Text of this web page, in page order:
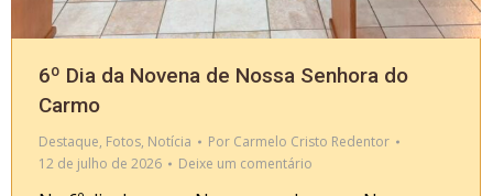
6º Dia da Novena de Nossa Senhora do
Carmo
Destaque, Fotos, Notícia Por Carmelo Cristo Redentor
12 de julho de 2026
Deixe um comentário